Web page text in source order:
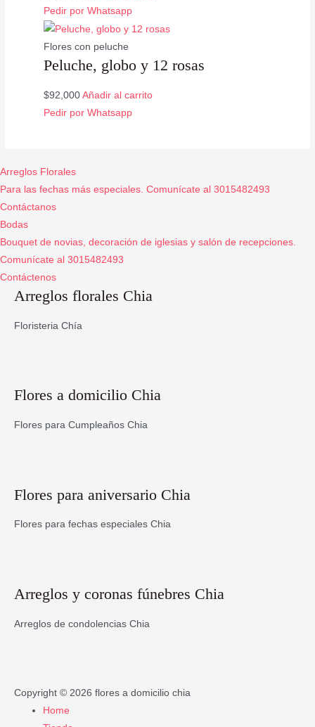
Pedir por Whatsapp
Flores con peluche
Peluche, globo y 12 rosas
$92,000 Añadir al carrito
Pedir por Whatsapp
Arreglos Florales
Para las fechas más especiales. Comunícate al 3015482493
Contáctanos
Bodas
Bouquet de novias, decoración de iglesias y salón de recepciones.
Comunícate al 3015482493
Contáctenos
Arreglos florales Chia
Floristeria Chía
Flores a domicilio Chia
Flores para Cumpleaños Chia
Flores para aniversario Chia
Flores para fechas especiales Chia
Arreglos y coronas fúnebres Chia
Arreglos de condolencias Chia
Copyright © 2026 flores a domicilio chia
Home